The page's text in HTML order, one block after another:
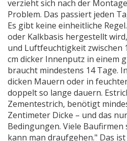
verzieht sich nach der
Problem. Das passiert jeden
Es gibt keine einheitliche Regel.
oder Kalkbasis hergestellt
und Luftfeuchtigkeit zwischen
cm dicker Innenputz in einem
braucht mindestens 14 Tage.
dicken Mauern oder in
doppelt so lange dauern.
Zementestrich, benötigt
Zentimeter Dicke – und das
Bedingungen. Viele Baufirmen
kann man draufgehen." Das